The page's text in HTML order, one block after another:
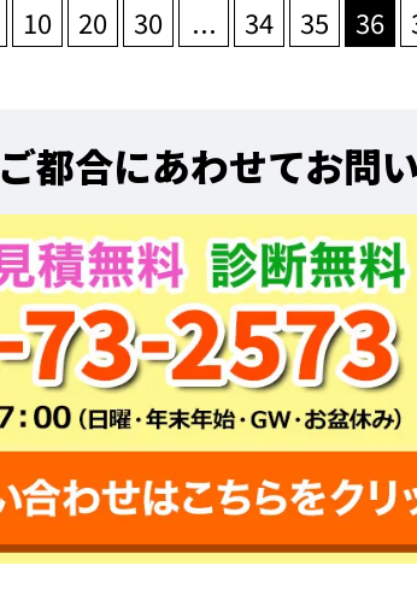
10 20 30 ... 34 35 36
ご都合にあわせてお問